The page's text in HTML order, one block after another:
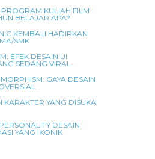
KULIAH FILM
BELAJAR APA?
KEMBALI HADIRKAN
SMK
EFEK DESAIN UI
SEDANG VIRAL
GAYA DESAIN
KARAKTER YANG DISUKAI
DESAIN
YANG IKONIK